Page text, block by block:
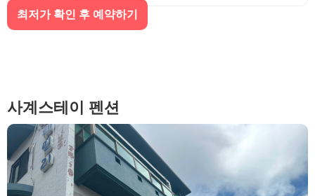
최저가 확인 후 예약하기
사계스테이 펜션